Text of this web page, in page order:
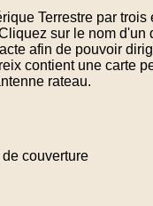
Terrestre par trois
sur le nom d'un
afin de pouvoir
contient une carte
rateau.
couverture